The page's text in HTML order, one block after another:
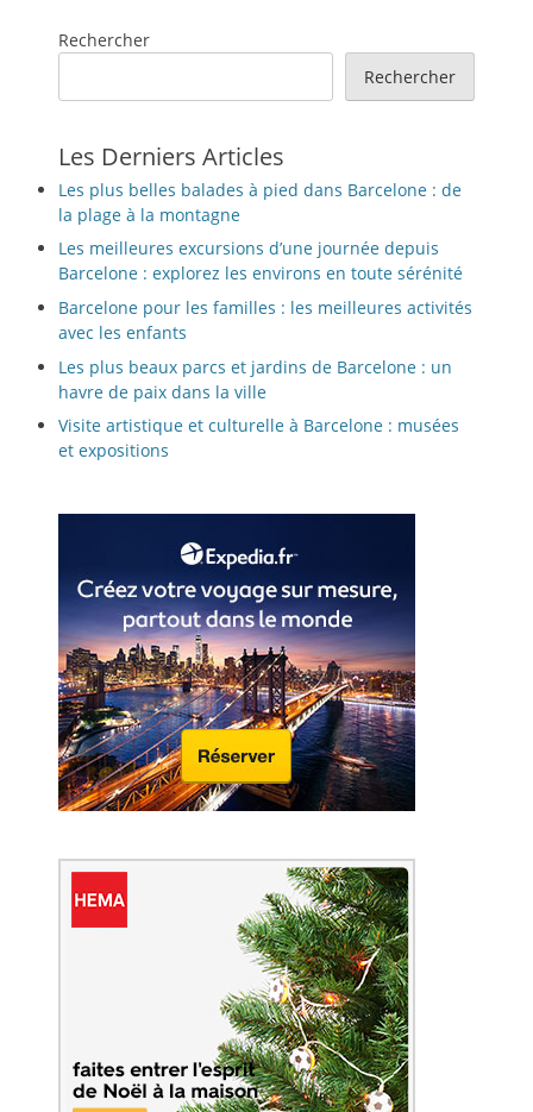
Rechercher
Rechercher
Les Derniers Articles
Les plus belles balades à pied dans Barcelone : de
la plage à la montagne
Les meilleures excursions d’une journée depuis
Barcelone : explorez les environs en toute sérénité
Barcelone pour les familles : les meilleures activités
avec les enfants
Les plus beaux parcs et jardins de Barcelone : un
havre de paix dans la ville
Visite artistique et culturelle à Barcelone : musées
et expositions